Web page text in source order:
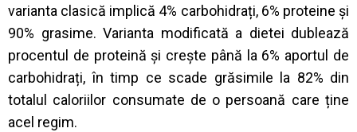
varianta clasică implică 4% carbohidrați, 6% proteine și
90% grasime. Varianta modificată a dietei dublează
procentul de proteină și crește până la 6% aportul de
carbohidrați, în timp ce scade grăsimile la 82% din
totalul caloriilor consumate de o persoană care ține
acel regim.